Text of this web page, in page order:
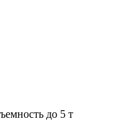
до 5 т